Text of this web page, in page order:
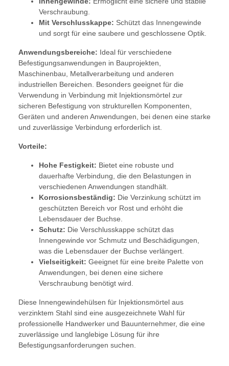
Verschraubung.
Mit Verschlusskappe: Schützt das Innengewinde
und sorgt für eine saubere und geschlossene Optik.
Anwendungsbereiche: Ideal für verschiedene
Befestigungsanwendungen in Bauprojekten,
Maschinenbau, Metallverarbeitung und anderen
industriellen Bereichen. Besonders geeignet für die
Verwendung in Verbindung mit Injektionsmörtel zur
sicheren Befestigung von strukturellen Komponenten,
Geräten und anderen Anwendungen, bei denen eine starke
und zuverlässige Verbindung erforderlich ist.
Vorteile:
Hohe Festigkeit: Bietet eine robuste und
dauerhafte Verbindung, die den Belastungen in
verschiedenen Anwendungen standhält.
Korrosionsbeständig: Die Verzinkung schützt im
geschützten Bereich vor Rost und erhöht die
Lebensdauer der Buchse.
Schutz: Die Verschlusskappe schützt das
Innengewinde vor Schmutz und Beschädigungen,
was die Lebensdauer der Buchse verlängert.
Vielseitigkeit: Geeignet für eine breite Palette von
Anwendungen, bei denen eine sichere
Verschraubung benötigt wird.
Diese Innengewindehülsen für Injektionsmörtel aus
verzinktem Stahl sind eine ausgezeichnete Wahl für
professionelle Handwerker und Bauunternehmer, die eine
zuverlässige und langlebige Lösung für ihre
Befestigungsanforderungen suchen.